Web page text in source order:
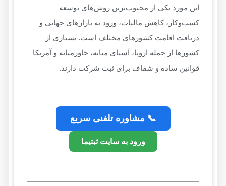
این مورد یکی از محبوب‌ترین روش‌های توسعه
کسب‌وکار، کاهش مالیات، ورود به بازارهای جهانی و
دریافت اقامت کشورهای مختلف است. بسیاری از
کشورها از جمله اروپا، آسیای میانه، خاورمیانه و آمریکا
قوانین ساده و شفاف برای ثبت شرکت دارند.
📞 مشاوره تلفنی سریع
ورود به سایت ثبتیما